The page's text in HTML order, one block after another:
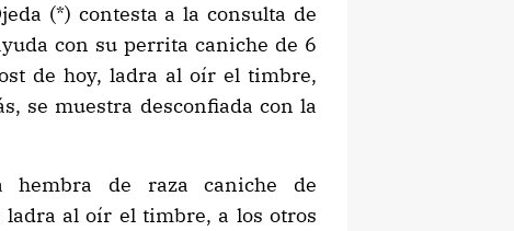
(*) contesta a la consulta de
con su perrita caniche de 6
de hoy, ladra al oír el timbre,
se muestra desconfiada con la
hembra de raza caniche de
ladra al oír el timbre, a los otros